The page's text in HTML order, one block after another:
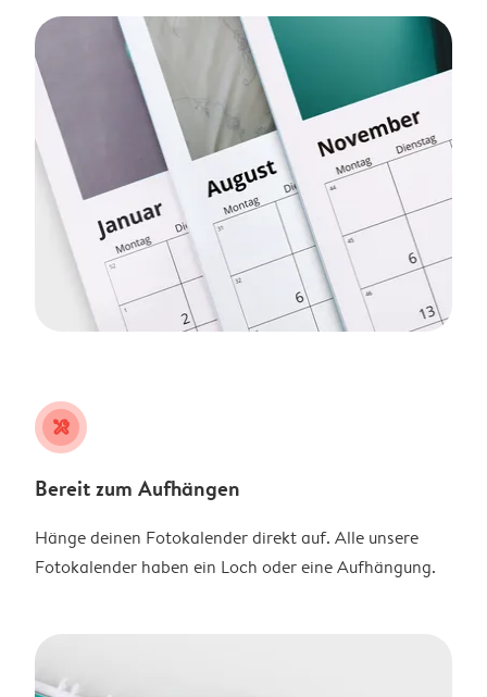
tools
Bereit zum Aufhängen
Hänge deinen Fotokalender direkt auf. Alle unsere
Fotokalender haben ein Loch oder eine Aufhängung.